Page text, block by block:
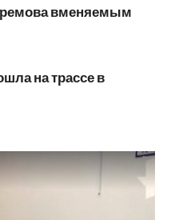
вменяемым
на трассе в